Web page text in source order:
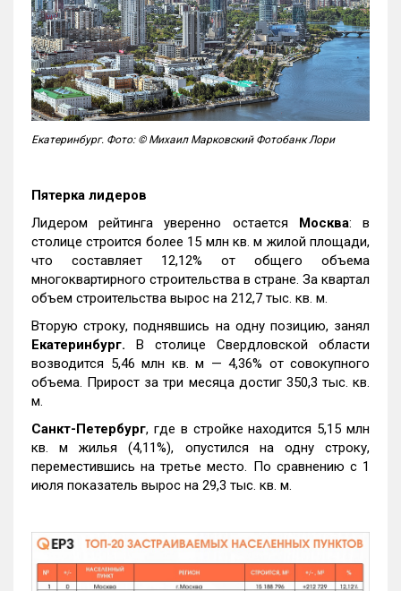
Екатеринбург. Фото: © Михаил Марковский Фотобанк Лори
Пятерка лидеров
Лидером рейтинга уверенно остается Москва: в
столице строится более 15 млн кв. м жилой площади,
что составляет 12,12% от общего объема
многоквартирного строительства в стране. За квартал
объем строительства вырос на 212,7 тыс. кв. м.
Вторую строку, поднявшись на одну позицию, занял
Екатеринбург. В столице Свердловской области
возводится 5,46 млн кв. м — 4,36% от совокупного
объема. Прирост за три месяца достиг 350,3 тыс. кв.
м.
Санкт-Петербург, где в стройке находится 5,15 млн
кв. м жилья (4,11%), опустился на одну строку,
переместившись на третье место. По сравнению с 1
июля показатель вырос на 29,3 тыс. кв. м.